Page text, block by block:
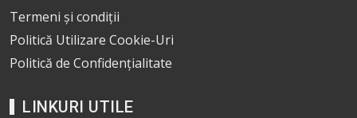
Termeni și condiții
Politică Utilizare Cookie-Uri
Politică de Confidențialitate
LINKURI UTILE